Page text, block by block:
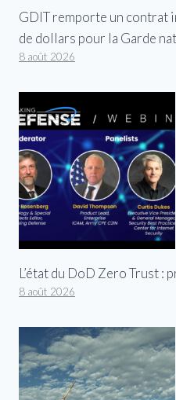
GDIT remporte un contrat
de dollars pour la Garde
8 août 2026
L’état du DoD Zero Trust :
8 août 2026